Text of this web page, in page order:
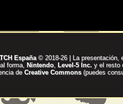
España© 2018-26 | La presentación,
forma, Nintendo, Level-5 Inc. y el resto
deCreative Commons(puedes